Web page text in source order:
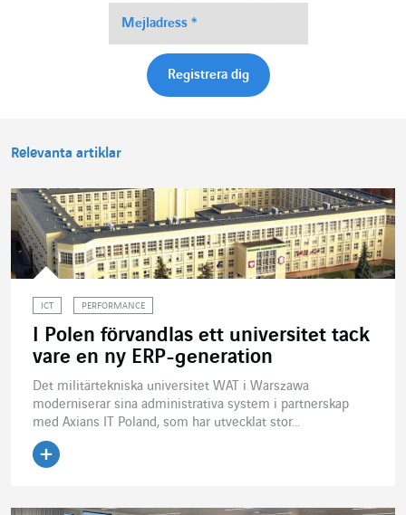
Relevanta artiklar
ICT PERFORMANCE
I Polen förvandlas ett universitet tack
vare en ny ERP-generation
Det militärtekniska universitet WAT i Warszawa
moderniserar sina administrativa system i partnerskap
med Axians IT Poland, som har utvecklat stor...